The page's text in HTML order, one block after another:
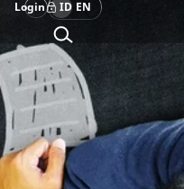
Login ID EN